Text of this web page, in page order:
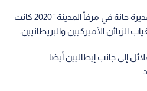
وتقول إيمانويلا كاتانيو وهي مديرة حانة في مرفأ المدينة "2020 كانت
الزبائن الأميركيين والبريطانيين.
إلى جانب إيطاليين أيضا